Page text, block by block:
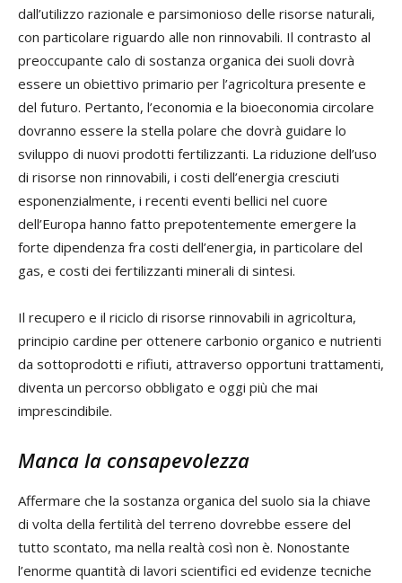
dall’utilizzo razionale e parsimonioso delle risorse naturali,
con particolare riguardo alle non rinnovabili. Il contrasto al
preoccupante calo di sostanza organica dei suoli dovrà
essere un obiettivo primario per l’agricoltura presente e
del futuro. Pertanto, l’economia e la bioeconomia circolare
dovranno essere la stella polare che dovrà guidare lo
sviluppo di nuovi prodotti fertilizzanti. La riduzione dell’uso
di risorse non rinnovabili, i costi dell’energia cresciuti
esponenzialmente, i recenti eventi bellici nel cuore
dell’Europa hanno fatto prepotentemente emergere la
forte dipendenza fra costi dell’energia, in particolare del
gas, e costi dei fertilizzanti minerali di sintesi.
Il recupero e il riciclo di risorse rinnovabili in agricoltura,
principio cardine per ottenere carbonio organico e nutrienti
da sottoprodotti e rifiuti, attraverso opportuni trattamenti,
diventa un percorso obbligato e oggi più che mai
imprescindibile.
Manca la consapevolezza
Affermare che la sostanza organica del suolo sia la chiave
di volta della fertilità del terreno dovrebbe essere del
tutto scontato, ma nella realtà così non è. Nonostante
l’enorme quantità di lavori scientifici ed evidenze tecniche